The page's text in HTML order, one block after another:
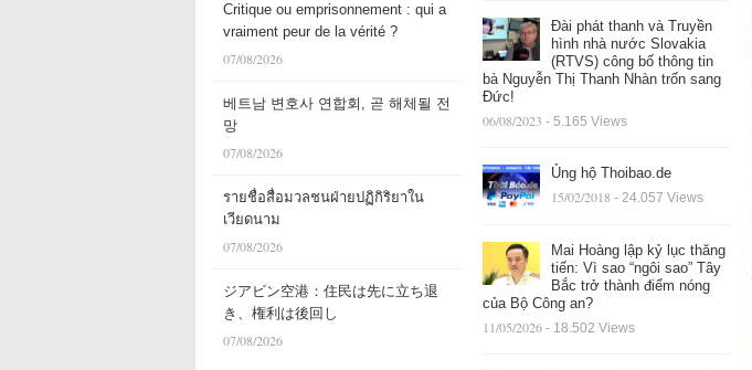
Critique ou emprisonnement : qui a
vraiment peur de la vérité ?
07/08/2026
베트남 변호사 연합회, 곧 해체될 전
망
07/08/2026
รายชื่อสื่อมวลชนฝ่ายปฏิกิริยาใน
เวียดนาม
07/08/2026
ジアビン空港：住民は先に立ち退
き、権利は後回し
07/08/2026
Đài phát thanh và Truyền
hình nhà nước Slovakia
(RTVS) công bố thông tin
bà Nguyễn Thị Thanh Nhàn trốn sang
Đức!
06/08/2023 - 5.165 Views
Ủng hộ Thoibao.de
15/02/2018 - 24.057 Views
Mai Hoàng lập kỷ lục thăng
tiến: Vì sao “ngôi sao” Tây
Bắc trở thành điểm nóng
của Bộ Công an?
11/05/2026 - 18.502 Views